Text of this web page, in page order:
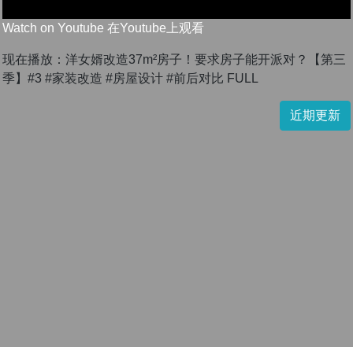
Watch on Youtube 在Youtube上观看
现在播放：洋女婿改造37m²房子！要求房子能开派对？【第三
季】#3 #家装改造 #房屋设计 #前后对比 FULL
近期更新